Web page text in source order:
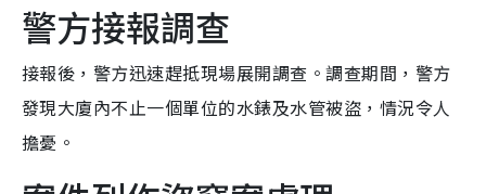
警方接報調查
接報後，警方迅速趕抵現場展開調查。調查期間，警方
發現大廈內不止一個單位的水錶及水管被盜，情況令人
擔憂。